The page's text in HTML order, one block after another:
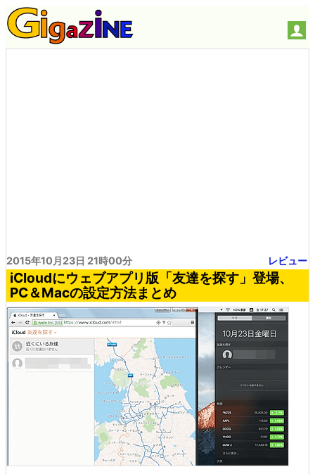
2015年10月23日 21時00分 レビュー
iCloudにウェブアプリ版「友達を探す」登場、
PC＆Macの設定方法まとめ